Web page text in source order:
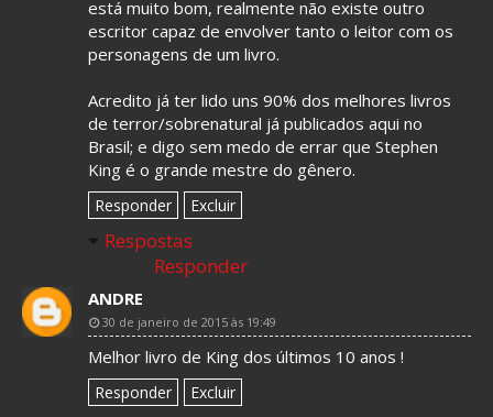
está muito bom, realmente não existe outro
escritor capaz de envolver tanto o leitor com os
personagens de um livro.
Acredito já ter lido uns 90% dos melhores livros
de terror/sobrenatural já publicados aqui no
Brasil; e digo sem medo de errar que Stephen
King é o grande mestre do gênero.
Responder Excluir
Respostas
Responder
ANDRE
30 de janeiro de 2015 às 19:49
Melhor livro de King dos últimos 10 anos !
Responder Excluir